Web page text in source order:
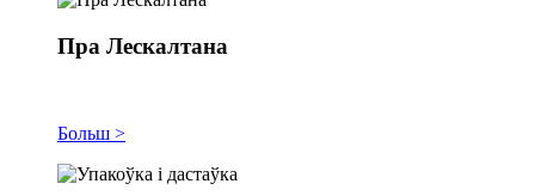
Пра Лескалтана
Больш >